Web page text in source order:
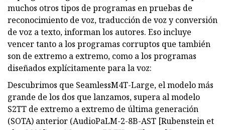
muchos otros tipos de programas en pruebas de
reconocimiento de voz, traducción de voz y conversión
de voz a texto, informan los autores. Eso incluye
vencer tanto a los programas corruptos que también
son de extremo a extremo, como a los programas
diseñados explícitamente para la voz:
Descubrimos que SeamlessM4T-Large, el modelo más
grande de los dos que lanzamos, supera al modelo
S2TT de extremo a extremo de última generación
(SOTA) anterior (AudioPaLM-2-8B-AST [Rubenstein et